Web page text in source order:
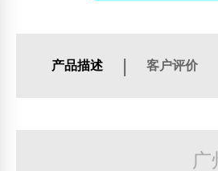
产品描述 | 客户评价
广